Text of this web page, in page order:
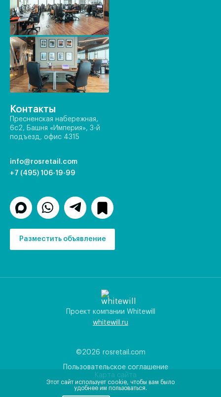
Контакты
Пресненская набережная,
6с2, Башня «Империя», 3-й
подъезд, офис 4315
info@rosretail.com
+7 (495) 106-19-99
Разместить объявление
©2026 rosretail.com
Пользовательское соглашение
Карта сайта
Проект компании Whitewill
whitewill.ru
Этот сайт использует cookie, чтобы вам было
удобнее им пользоваться.